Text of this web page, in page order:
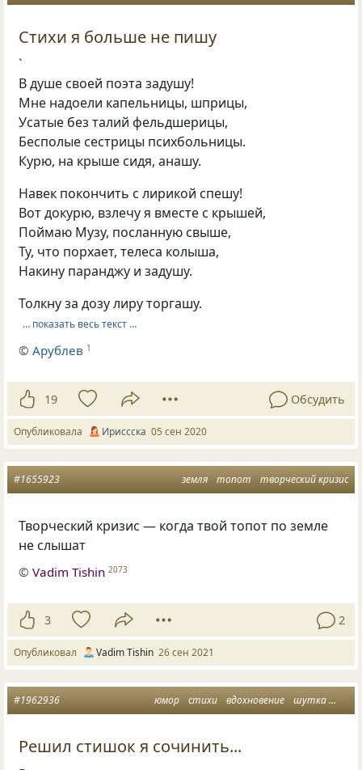
Стихи я больше не пишу
`
В душе своей поэта задушу!
Мне надоели капельницы, шприцы,
Усатые без талий фельдшерицы,
Бесполые сестрицы психбольницы.
Курю, на крыше сидя, анашу.
Навек покончить с лирикой спешу!
Вот докурю, взлечу я вместе с крышей,
Поймаю Музу, посланную свыше,
Ту, что порхает, телеса колыша,
Накину паранджу и задушу.
Толкну за дозу лиру торгашу.
… показать весь текст …
©Арублев 1
19 Обсудить
Опубликовала Ириссска 05 сен 2020
земля топот творческий кризис
#1655923
Творческий кризис — когда твой топот по земле
не слышат
©Vadim Tishin 2073
3 2
Опубликовал Vadim Tishin 26 сен 2021
юмор стихи вдохновение шутка
#1962936
Решил стишок я сочинить...